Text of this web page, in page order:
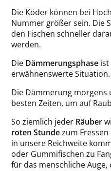
Die Köder können bei
Nummer größer sein. Die
den Fischen schneller
werden.
Die Dämmerungsphase ist
erwähnenswerte Situation.
Die Dämmerung morgens
besten Zeiten, um auf
So ziemlich jeder Räuber
roten Stundezum
in unsere Reichweite
oder Gummifischen zu
für das menschliche